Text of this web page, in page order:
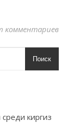
комментариев
Поиск
киргиз